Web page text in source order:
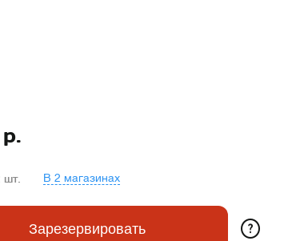
р.
шт. В 2 магазинах
Зарезервировать ?